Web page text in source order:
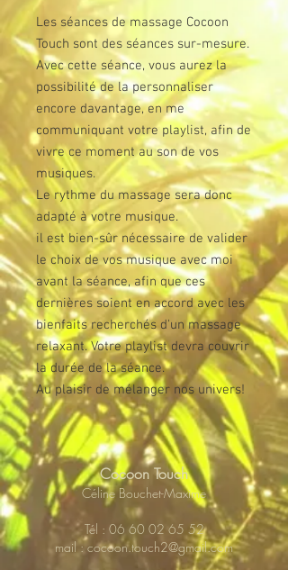
Les séances de massage Cocoon
Touch sont des séances sur-mesure.
Avec cette séance, vous aurez la
possibilité de la personnaliser
encore davantage, en me
communiquant votre playlist, afin de
vivre ce moment au son de vos
musiques.
Le rythme du massage sera donc
adapté à votre musique.
il est bien-sûr nécessaire de valider
le choix de vos musique avec moi
avant la séance, afin que ces
dernières soient en accord avec les
bienfaits recherchés d'un massage
relaxant. Votre playlist devra couvrir
la durée de la séance.
Au plaisir de mélanger nos univers!
Cocoon Touch
Céline Bouchet-Maxime
Tél : 06 60 02 65 52
mail :cocoon.touch2@gmail.com